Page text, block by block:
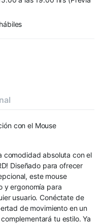
con el Mouse
comodidad absoluta con el
Diseñado para ofrecer
este mouse
y ergonomía para
usuario. Conéctate de
de movimiento en un
tu estilo. Ya